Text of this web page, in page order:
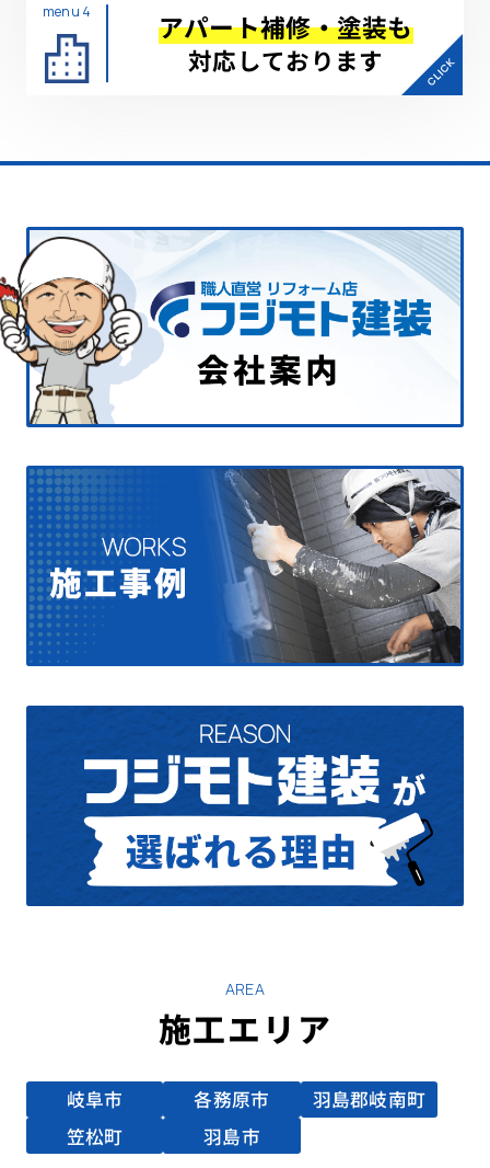
menu 4 アパート補修・塗装も
対応しております
AREA
施工エリア
岐阜市 各務原市
羽島郡岐南町
笠松町
羽島市